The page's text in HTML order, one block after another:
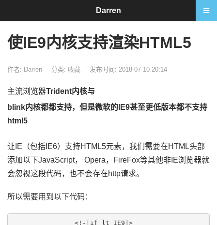
使IE9内核支持渲染HTML5
作者: Darren 分类: 收藏 发布时间: 2018-07-10 20:14
主流浏览器Trident内核与
blink内核都都支持，但是微软的IE9甚至更低版本都不支持
html5
让IE（包括IE6）支持HTML5元素，我们需要在HTML头部
添加以下JavaScript， Opera，FireFox等其他非IE浏览器就
会忽视这段代码，也不会存在http请求。
所以需要用到以下代码：
Darren